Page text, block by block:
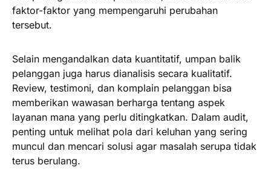
faktor-faktor yang mempengaruhi perubahan
tersebut.
Selain mengandalkan data kuantitatif, umpan balik
pelanggan juga harus dianalisis secara kualitatif.
Review, testimoni, dan komplain pelanggan bisa
memberikan wawasan berharga tentang aspek
layanan mana yang perlu ditingkatkan. Dalam audit,
penting untuk melihat pola dari keluhan yang sering
muncul dan mencari solusi agar masalah serupa tidak
terus berulang.